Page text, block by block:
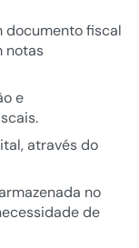
documento fiscal
notas
e
através do
no
de